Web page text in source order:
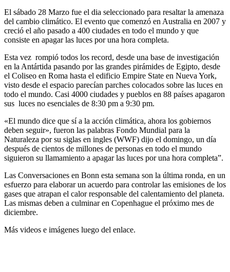
El sábado 28 Marzo fue el dia seleccionado para resaltar la amenaza
del cambio climático. El evento que comenzó en Australia en 2007 y
creció el año pasado a 400 ciudades en todo el mundo y que
consiste en apagar las luces por una hora completa.
Esta vez rompió todos los record, desde una base de investigación
en la Antártida pasando por las grandes pirámides de Egipto, desde
el Coliseo en Roma hasta el edificio Empire State en Nueva York,
visto desde el espacio parecían parches colocados sobre las luces en
todo el mundo. Casi 4000 ciudades y pueblos en 88 países apagaron
sus luces no esenciales de 8:30 pm a 9:30 pm.
«El mundo dice que sí a la acción climática, ahora los gobiernos
deben seguir», fueron las palabras Fondo Mundial para la
Naturaleza por su siglas en ingles (WWF) dijo el domingo, un día
después de cientos de millones de personas en todo el mundo
siguieron su llamamiento a apagar las luces por una hora completa”.
Las Conversaciones en Bonn esta semana son la última ronda, en un
esfuerzo para elaborar un acuerdo para controlar las emisiones de los
gases que atrapan el calor responsable del calentamiento del planeta.
Las mismas deben a culminar en Copenhague el próximo mes de
diciembre.
Más videos e imágenes luego del enlace.